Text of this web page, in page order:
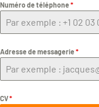
Numéro de téléphone *
Adresse de messagerie *
CV*